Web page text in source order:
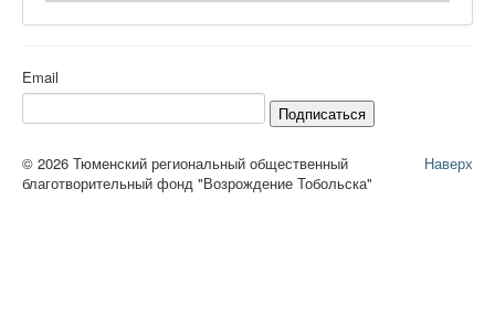
Email
Подписаться
Наверх
© 2026 Тюменский региональный общественный
благотворительный фонд "Возрождение Тобольска"